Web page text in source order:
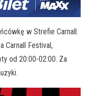
w Strefie Carnall.
Carnall Festival,
od 20:00-02:00. Za